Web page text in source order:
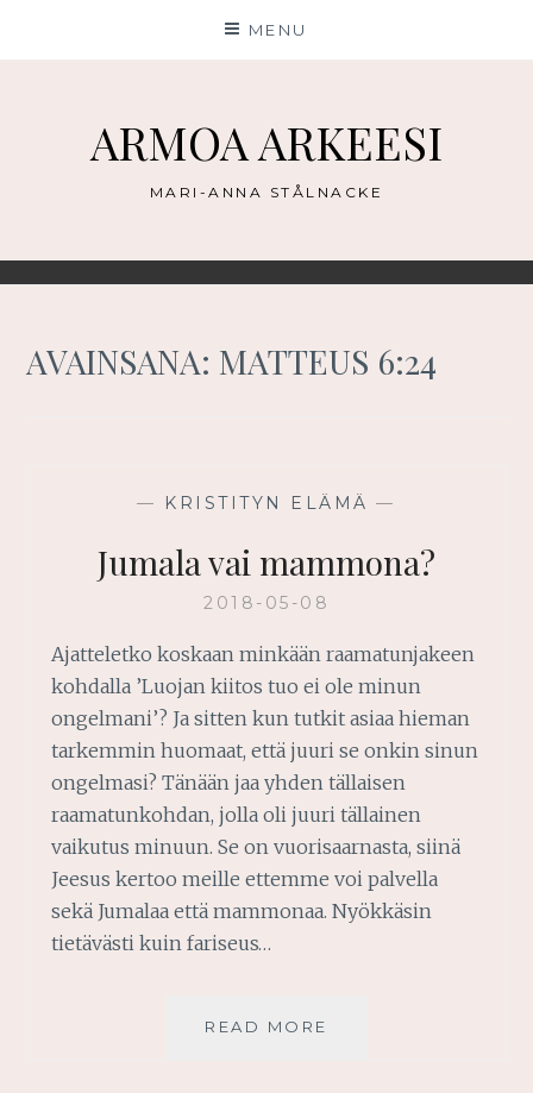
MENU
ARMOA ARKEESI
MARI-ANNA STÅLNACKE
AVAINSANA: MATTEUS 6:24
— KRISTITYN ELÄMÄ —
Jumala vai mammona?
2018-05-08
Ajatteletko koskaan minkään raamatunjakeen
kohdalla ’Luojan kiitos tuo ei ole minun
ongelmani’? Ja sitten kun tutkit asiaa hieman
tarkemmin huomaat, että juuri se onkin sinun
ongelmasi? Tänään jaa yhden tällaisen
raamatunkohdan, jolla oli juuri tällainen
vaikutus minuun. Se on vuorisaarnasta, siinä
Jeesus kertoo meille ettemme voi palvella
sekä Jumalaa että mammonaa. Nyökkäsin
tietävästi kuin fariseus…
READ MORE